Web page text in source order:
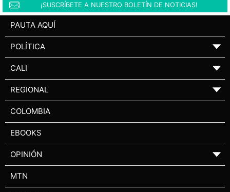
¡SUSCRÍBETE A NUESTRO BOLETÍN DE NOTICIAS!
PAUTA AQUÍ
POLÍTICA ▼
CALI ▼
REGIONAL ▼
COLOMBIA
EBOOKS
OPINIÓN ▼
MTN